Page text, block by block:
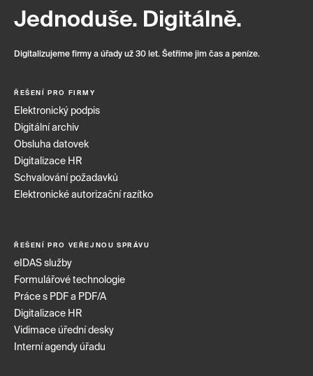
Jednoduše. Digitálně.
Digitalizujeme firmy a úřady už 30 let. Šetříme jim čas a peníze.
ŘEŠENÍ PRO FIRMY
Elektronický podpis
Digitální archiv
Obsluha datovek
Digitalizace HR
Schvalování požadavků
Elektronické autorizační razítko
ŘEŠENÍ PRO VEŘEJNOU SPRÁVU
eIDAS služby
Formulářové technologie
Práce s PDF a PDF/A
Digitalizace HR
Vidimace úřední desky
Interní agendy úřadu